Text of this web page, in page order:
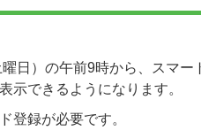
日）の午前9時から、スマー
示できるようになります。
登録が必要です。